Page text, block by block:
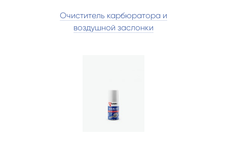
Очиститель карбюратора и
воздушной заслонки